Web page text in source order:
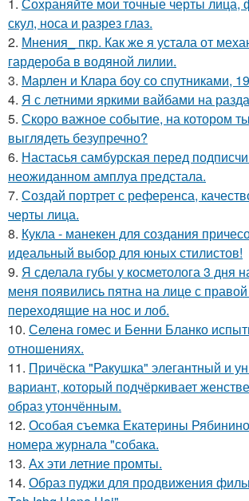
1. Сохраняйте мои точные черты лица,
скул, носа и разрез глаз.
2. Мнения_ пкр. Как же я устала от
гардероба в водяной лилии.
3. Марлен и Клара боу со спутниками,
4. Я с летними яркими вайбами на
5. Скоро важное событие, на котором
выглядеть безупречно?
6. Настасья самбурская перед
неожиданном амплуа предстала.
7. Создай портрет с референса,
черты лица.
8. Кукла - манекен для создания
идеальный выбор для юных стилистов!
9. Я сделала губы у косметолога 3 дня
меня появились пятна на лице с
переходящие на нос и лоб.
10. Селена гомес и Бенни Бланко
отношениях.
11. Причёска "Ракушка" элегантный и
вариант, который подчёркивает
образ утончённым.
12. Особая съемка Екатерины
номера журнала "собака.
13. Ах эти летние промты.
14. Образ пуджи для продвижения